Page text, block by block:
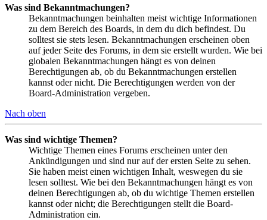
Was sind Bekanntmachungen?
Bekanntmachungen beinhalten meist wichtige Informationen
zu dem Bereich des Boards, in dem du dich befindest. Du
solltest sie stets lesen. Bekanntmachungen erscheinen oben
auf jeder Seite des Forums, in dem sie erstellt wurden. Wie bei
globalen Bekanntmachungen hängt es von deinen
Berechtigungen ab, ob du Bekanntmachungen erstellen
kannst oder nicht. Die Berechtigungen werden von der
Board-Administration vergeben.
Nach oben
Was sind wichtige Themen?
Wichtige Themen eines Forums erscheinen unter den
Ankündigungen und sind nur auf der ersten Seite zu sehen.
Sie haben meist einen wichtigen Inhalt, weswegen du sie
lesen solltest. Wie bei den Bekanntmachungen hängt es von
deinen Berechtigungen ab, ob du wichtige Themen erstellen
kannst oder nicht; die Berechtigungen stellt die Board-
Administration ein.